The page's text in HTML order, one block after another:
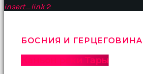
boşalarak
porno
yakın
arkadaş
insert_link 2
БОСНИЯ И ГЕРЦЕГОВИНА
Каньон реки Тары